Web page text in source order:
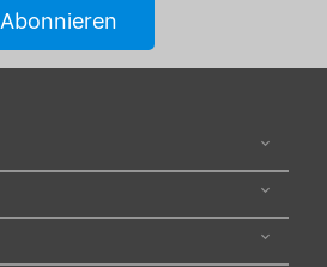
Abonnieren